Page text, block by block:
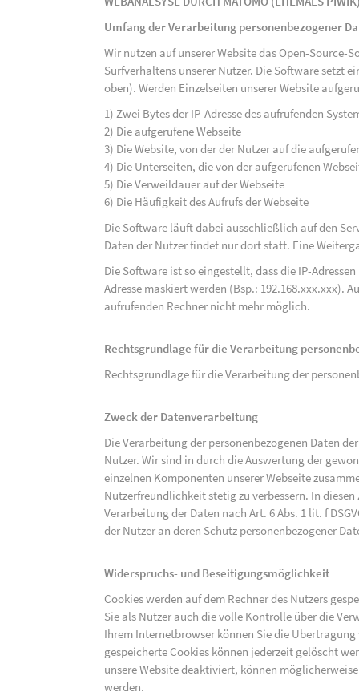
Umfang der Verarbeitung personenbezogener
Wir nutzen auf unserer Website das Open-Source-
Surfverhaltens unserer Nutzer. Die Software setzt
oben). Werden Einzelseiten unserer Website
1) Zwei Bytes der IP-Adresse des aufrufenden
2) Die aufgerufene Webseite
3) Die Website, von der der Nutzer auf die
4) Die Unterseiten, die von der aufgerufenen
5) Die Verweildauer auf der Webseite
6) Die Häufigkeit des Aufrufs der Webseite
Die Software läuft dabei ausschließlich auf den
Daten der Nutzer findet nur dort statt. Eine
Die Software ist so eingestellt, dass die IP-
Adresse maskiert werden (Bsp.: 192.168.xxx.xxx).
aufrufenden Rechner nicht mehr möglich.
Rechtsgrundlage für die Verarbeitung
Rechtsgrundlage für die Verarbeitung der
Zweck der Datenverarbeitung
Die Verarbeitung der personenbezogenen Daten
Nutzer. Wir sind in durch die Auswertung der
einzelnen Komponenten unserer Webseite
Nutzerfreundlichkeit stetig zu verbessern. In
Verarbeitung der Daten nach Art. 6 Abs. 1 lit. f
der Nutzer an deren Schutz personenbezogener
Widerspruchs- und Beseitigungsmöglichkeit
Cookies werden auf dem Rechner des Nutzers
Sie als Nutzer auch die volle Kontrolle über die
Ihrem Internetbrowser können Sie die
gespeicherte Cookies können jederzeit gelöscht
unsere Website deaktiviert, können
werden.